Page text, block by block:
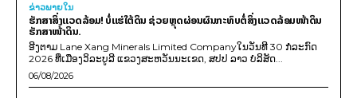
ຂ່າວພາຍ​ໃນ
ຮັກສາສິ່ງແວດລ້ອມ! ບໍ່ແຮ່ໃຕ້ດິນ ຊ່ວຍຫຼຸດຜ່ອນຜົນກະທົບຕໍ່ສິ່ງແວດລ້ອມໜ້າດິນ
ຮັກສາໜ້າດິນ.
ອີງຕາມ Lane Xang Minerals Limited Companyໃນວັນທີ 30 ກໍລະກົດ
2026 ທີ່ເມືອງວິລະບູລີ ແຂວງສະຫວັນນະເຂດ, ສປປ ລາວ ບໍລິສັດ...
06/08/2026